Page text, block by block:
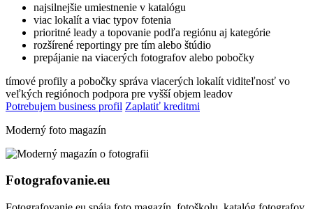
najsilnejšie umiestnenie v katalógu
viac lokalít a viac typov fotenia
prioritné leady a topovanie podľa regiónu aj kategórie
rozšírené reportingy pre tím alebo štúdio
prepájanie na viacerých fotografov alebo pobočky
tímové profily a pobočky správa viacerých lokalít viditeľnosť vo
veľkých regiónoch podpora pre vyšší objem leadov
Potrebujem business profil Zaplatiť kreditmi
Moderný foto magazín
Fotografovanie.eu